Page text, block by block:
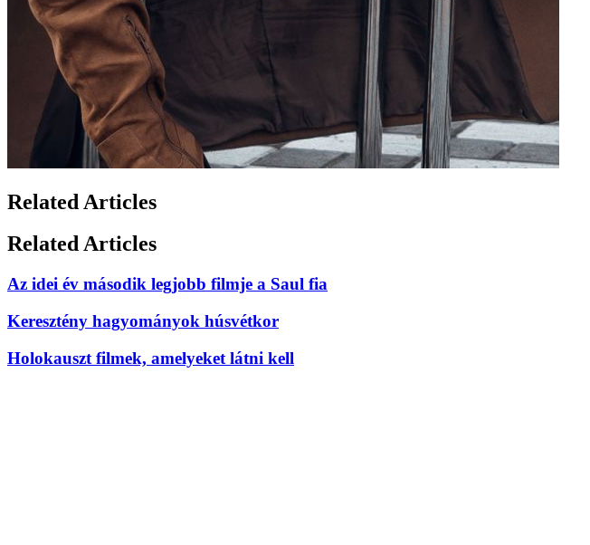
Related Articles
Related Articles
Az idei év második legjobb filmje a Saul fia
Keresztény hagyományok húsvétkor
Holokauszt filmek, amelyeket látni kell